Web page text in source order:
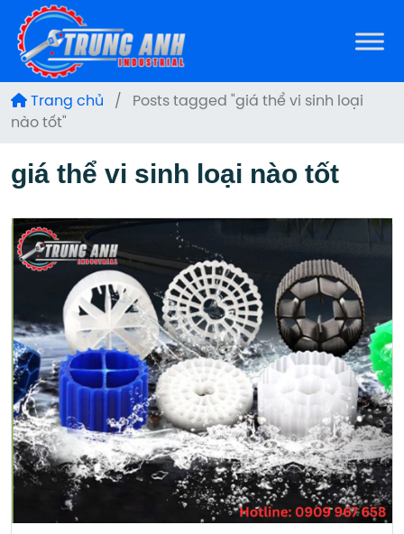
Trang chủ /
Posts tagged "giá thể vi sinh loại
nào tốt"
giá thể vi sinh loại nào tốt